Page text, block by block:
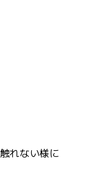
れない様に